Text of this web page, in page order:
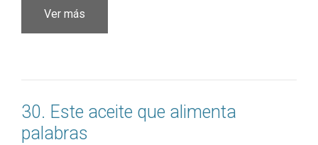
Ver más
30. Este aceite que alimenta
palabras